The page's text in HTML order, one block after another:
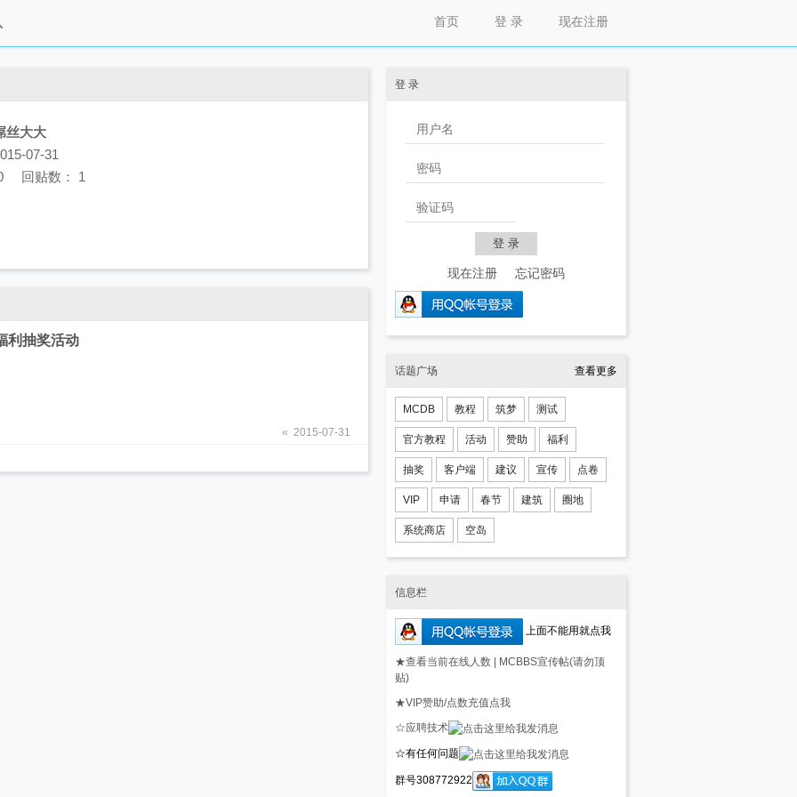
现在注册
登 录
首页
丝大大
07-31
回贴数： 1
利抽奖活动
« 2015-07-31
登 录
现在注册 忘记密码
话题广场 查看更多
MCDB 教程 筑梦 测试
官方教程 活动 赞助 福利
抽奖 客户端 建议 宣传 点卷
VIP 申请 春节 建筑 圈地
系统商店 空岛
信息栏
上面不能用就点我
★查看当前在线人数
MCBBS宣传帖(请勿顶
贴)
★VIP赞助/点数充值点我
☆应聘技术
☆有任何问题
群号308772922